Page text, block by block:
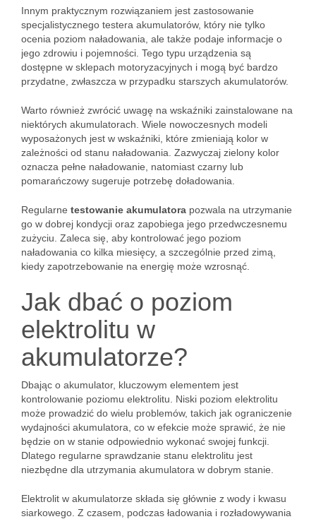
Innym praktycznym rozwiązaniem jest zastosowanie
specjalistycznego testera akumulatorów, który nie tylko
ocenia poziom naładowania, ale także podaje informacje o
jego zdrowiu i pojemności. Tego typu urządzenia są
dostępne w sklepach motoryzacyjnych i mogą być bardzo
przydatne, zwłaszcza w przypadku starszych akumulatorów.
Warto również zwrócić uwagę na wskaźniki zainstalowane na
niektórych akumulatorach. Wiele nowoczesnych modeli
wyposażonych jest w wskaźniki, które zmieniają kolor w
zależności od stanu naładowania. Zazwyczaj zielony kolor
oznacza pełne naładowanie, natomiast czarny lub
pomarańczowy sugeruje potrzebę doładowania.
Regularne testowanie akumulatora pozwala na utrzymanie
go w dobrej kondycji oraz zapobiega jego przedwczesnemu
zużyciu. Zaleca się, aby kontrolować jego poziom
naładowania co kilka miesięcy, a szczególnie przed zimą,
kiedy zapotrzebowanie na energię może wzrosnąć.
Jak dbać o poziom
elektrolitu w
akumulatorze?
Dbając o akumulator, kluczowym elementem jest
kontrolowanie poziomu elektrolitu. Niski poziom elektrolitu
może prowadzić do wielu problemów, takich jak ograniczenie
wydajności akumulatora, co w efekcie może sprawić, że nie
będzie on w stanie odpowiednio wykonać swojej funkcji.
Dlatego regularne sprawdzanie stanu elektrolitu jest
niezbędne dla utrzymania akumulatora w dobrym stanie.
Elektrolit w akumulatorze składa się głównie z wody i kwasu
siarkowego. Z czasem, podczas ładowania i rozładowywania